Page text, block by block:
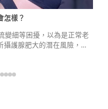
怎樣？
變細等困擾，以為是正常老
護腺肥大的潛在風險，包